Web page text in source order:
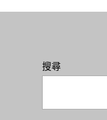
搜尋